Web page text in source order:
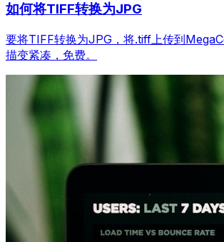
如何将TIFF转换为JPG
要将TIFF转换为JPG，将.tiff上传到
描变紧凑，免费。